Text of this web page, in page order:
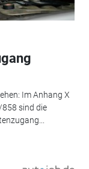
Im Anhang X
sind die